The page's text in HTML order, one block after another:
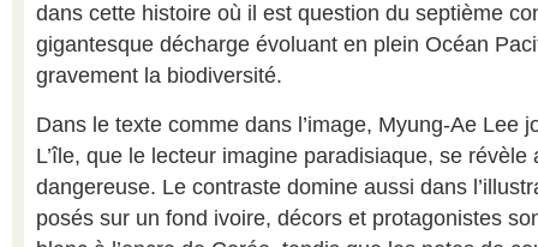
dans cette histoire où il est question du septième
gigantesque décharge évoluant en plein Océan
gravement la biodiversité.
Dans le texte comme dans l’image, Myung-Ae Lee
L’île, que le lecteur imagine paradisiaque, se révèle
dangereuse. Le contraste domine aussi dans
posés sur un fond ivoire, décors et protagonistes